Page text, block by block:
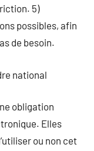
5)
possibles, afin
de besoin.
national
obligation
Elles
ou non cet